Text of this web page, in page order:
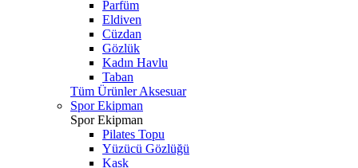
Parfüm
Eldiven
Cüzdan
Gözlük
Kadın Havlu
Taban
Tüm Ürünler Aksesuar
Spor Ekipman
Spor Ekipman
Pilates Topu
Yüzücü Gözlüğü
Kask